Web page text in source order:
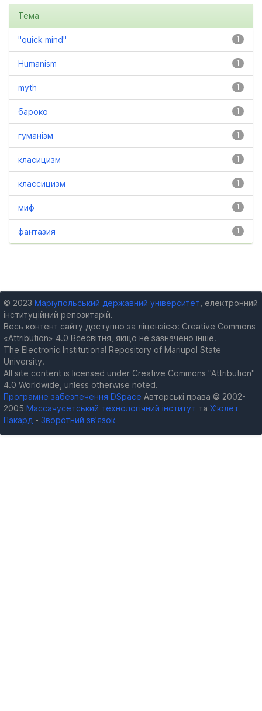
Тема
1
"quick mind"
1
Humanism
1
myth
1
бароко
1
гуманізм
1
класицизм
1
классицизм
1
миф
1
фантазия
© 2023 Маріупольський державний університет , електронний
інституційний репозитарій.
Весь контент сайту доступно за ліцензією: Creative Commons
«Attribution» 4.0 Всесвітня, якщо не зазначено інше.
The Electronic Institutional Repository of Mariupol State
University.
All site content is licensed under Creative Commons "Attribution"
4.0 Worldwide, unless otherwise noted.
Програмне забезпечення DSpace Авторські права © 2002-
2005 Массачусетський технологічний інститут та Х’юлет
Пакард - Зворотний зв’язок